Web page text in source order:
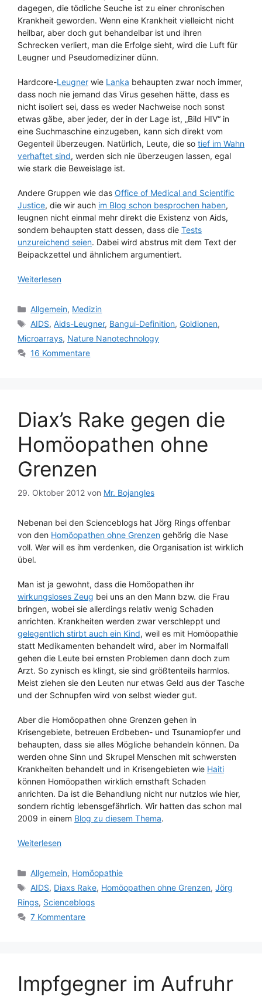
dagegen, die tödliche Seuche ist zu einer chronischen
Krankheit geworden. Wenn eine Krankheit vielleicht nicht
heilbar, aber doch gut behandelbar ist und ihren
Schrecken verliert, man die Erfolge sieht, wird die Luft für
Leugner und Pseudomediziner dünn.
Hardcore-Leugner wie Lanka behaupten zwar noch immer,
dass noch nie jemand das Virus gesehen hätte, dass es
nicht isoliert sei, dass es weder Nachweise noch sonst
etwas gäbe, aber jeder, der in der Lage ist, „Bild HIV“ in
eine Suchmaschine einzugeben, kann sich direkt vom
Gegenteil überzeugen. Natürlich, Leute, die so tief im Wahn
verhaftet sind, werden sich nie überzeugen lassen, egal
wie stark die Beweislage ist.
Andere Gruppen wie das Office of Medical and Scientific
Justice, die wir auch im Blog schon besprochen haben,
leugnen nicht einmal mehr direkt die Existenz von Aids,
sondern behaupten statt dessen, dass die Tests
unzureichend seien. Dabei wird abstrus mit dem Text der
Beipackzettel und ähnlichem argumentiert.
Weiterlesen
Kategorien
Allgemein, Medizin
Schlagwörter
AIDS,Aids-Leugner, Bangui-Definition,Goldionen,
Microarrays, Nature Nanotechnology
16 Kommentare
Diax’s Rake gegen die
Homöopathen ohne
Grenzen
29. Oktober 2012 von Mr. Bojangles
Nebenan bei den Scienceblogs hat Jörg Rings offenbar
von den Homöopathen ohne Grenzen gehörig die Nase
voll. Wer will es ihm verdenken, die Organisation ist wirklich
übel.
Man ist ja gewohnt, dass die Homöopathen ihr
wirkungsloses Zeug bei uns an den Mann bzw. die Frau
bringen, wobei sie allerdings relativ wenig Schaden
anrichten. Krankheiten werden zwar verschleppt und
gelegentlich stirbt auch ein Kind, weil es mit Homöopathie
statt Medikamenten behandelt wird, aber im Normalfall
gehen die Leute bei ernsten Problemen dann doch zum
Arzt. So zynisch es klingt, sie sind größtenteils harmlos.
Meist ziehen sie den Leuten nur etwas Geld aus der Tasche
und der Schnupfen wird von selbst wieder gut.
Aber die Homöopathen ohne Grenzen gehen in
Krisengebiete, betreuen Erdbeben- und Tsunamiopfer und
behaupten, dass sie alles Mögliche behandeln können. Da
werden ohne Sinn und Skrupel Menschen mit schwersten
Krankheiten behandelt und in Krisengebieten wie Haiti
können Homöopathen wirklich ernsthaft Schaden
anrichten. Da ist die Behandlung nicht nur nutzlos wie hier,
sondern richtig lebensgefährlich. Wir hatten das schon mal
2009 in einem Blog zu diesem Thema.
Weiterlesen
Kategorien
Allgemein, Homöopathie
Schlagwörter
AIDS, Diaxs Rake, Homöopathen ohne Grenzen,Jörg
Rings, Scienceblogs
7 Kommentare
Impfgegner im Aufruhr